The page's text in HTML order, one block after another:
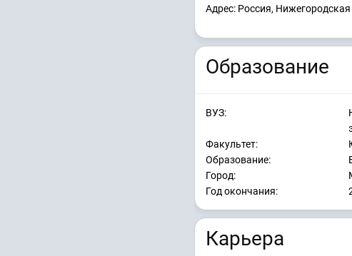
Адрес: Россия,
Образование
ВУЗ:
Факультет:
Образование:
Город:
Год окончания:
Карьера